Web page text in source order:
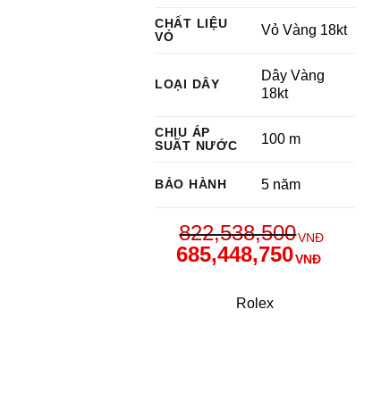
CHẤT LIỆU
VỎ
Vỏ Vàng 18kt
LOẠI DÂY
Dây Vàng
18kt
CHỊU ÁP
SUẤT NƯỚC
100 m
BẢO HÀNH 5 năm
822,538,500VNĐ
685,448,750VNĐ
Rolex